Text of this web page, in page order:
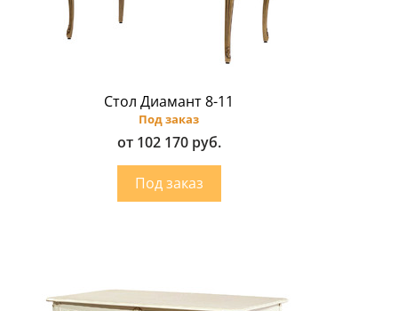
Стол Диамант 8-11
Под заказ
от 102 170 руб.